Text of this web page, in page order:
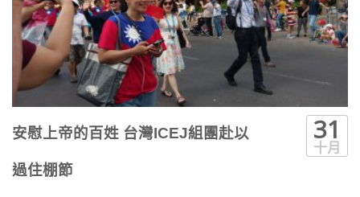
安慰上帝的百姓 台灣ICEJ組團赴以
過住棚節
31
十月